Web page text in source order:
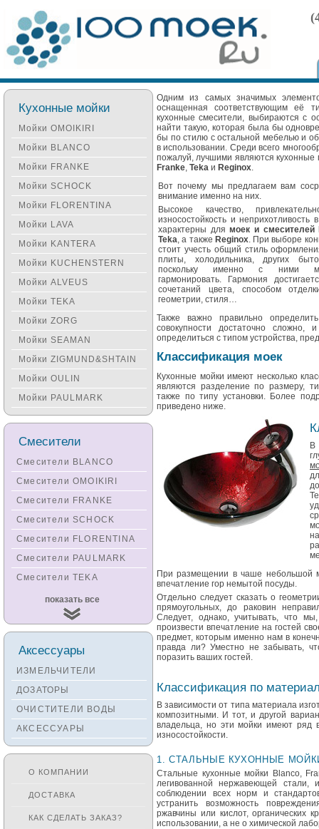
Одним из самых значимых
оснащенная соответствующим её
кухонные смесители, выбираются с
найти такую, которая была бы
бы по стилю с остальной мебелью и
в использовании. Среди всего
пожалуй, лучшими являются кухонные
Franke, Teka и Reginox.
Вот почему мы предлагаем вам
внимание именно на них.
Высокое качество,
износостойкость и неприхотливость
характерны длямоек и смесителей
Teka, а также Reginox. При выборе
стоит учесть общий стиль
плиты, холодильника, других
поскольку именно с ними
гармонировать. Гармония
сочетаний цвета, способом
геометрии, стиля…
Также важно правильно
совокупности достаточно
определиться с типом устройства,
Классификация моек
Кухонные мойки имеют несколько
являются разделение по размеру,
также по типу установки. Более
приведено ниже.
В
При размещении в чаше небольшой
впечатление гор немытой посуды.
Отдельно следует сказать о
прямоугольных, до раковин
Следует, однако, учитывать, что
произвести впечатление на гостей
предмет, которым именно нам в
правда ли? Уместно не забывать,
поразить ваших гостей.
Классификация по
В зависимости от типа материала
композитными. И тот, и другой
владельца, но эти мойки имеют ряд
износостойкости.
1. СТАЛЬНЫЕ КУХОННЫЕ
Стальные кухонные мойки Blanco,
легивованной нержавеющей
соблюдении всех норм и
устранить возможность
ржавчины или кислот, органических
использовании, а не о химической
Кухонные мойки
Мойки OMOIKIRI
Мойки BLANCO
Мойки FRANKE
Мойки SCHOCK
Мойки FLORENTINA
Мойки LAVA
Мойки KANTERA
Мойки KUCHENSTERN
Мойки ALVEUS
Мойки TEKA
Мойки ZORG
Мойки SEAMAN
Мойки ZIGMUND&SHTAIN
Мойки OULIN
Мойки PAULMARK
Смесители
Смесители BLANCO
Смесители OMOIKIRI
Смесители FRANKE
Смесители SCHOCK
Смесители FLORENTINA
Смесители PAULMARK
Смесители TEKA
Смесители
KUCHENSTERN
Смесители ZORG
Смесители KANTERA
Смесители SEAMAN
Смесители
Zigmund&Shtain
Смесители OULIN
Смесители под бронзу
показать все
Аксессуары
ИЗМЕЛЬЧИТЕЛИ
ДОЗАТОРЫ
ОЧИСТИТЕЛИ ВОДЫ
АКСЕССУАРЫ
О КОМПАНИИ
ДОСТАВКА
КАК СДЕЛАТЬ ЗАКАЗ?